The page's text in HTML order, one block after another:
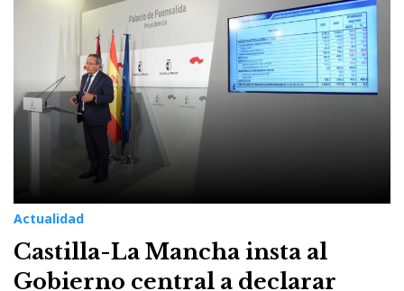
Actualidad
Castilla-La Mancha insta al
Gobierno central a declarar